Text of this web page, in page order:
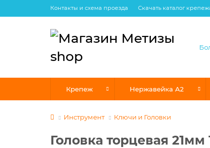
Контакты и схема проезда Скачать каталог
Крепеж Нержавейка А2
Инструмент Ключи и Головки
Головка торцевая